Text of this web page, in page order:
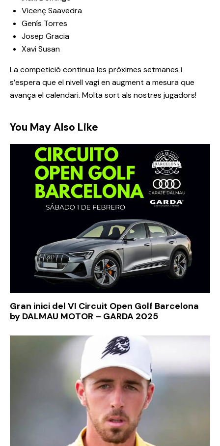
Vicenç Saavedra
Genís Torres
Josep Gracia
Xavi Susan
La competició continua les pròximes setmanes i
s’espera que el nivell vagi en augment a mesura que
avança el calendari. Molta sort als nostres jugadors!
You May Also Like
Gran inici del VI Circuit Open Golf Barcelona
by DALMAU MOTOR – GARDA 2025